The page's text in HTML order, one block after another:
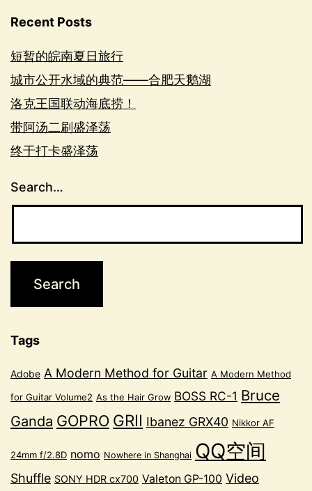
Recent Posts
短暂的皖南夏日旅行
城市公开水域的典范——合肥天鹅湖
洛克王国联动海底捞！
带阿汤二刷盛泽荡
终于打卡盛泽荡
Search…
Tags
Adobe A Modern Method for Guitar A Modern Method
for Guitar Volume2 As the Hair Grow BOSS RC-1 Bruce
Ganda GOPRO GRII Ibanez GRX40 Nikkor AF
24mm f/2.8D nomo Nowhere in Shanghai QQ空间
Shuffle SONY HDR cx700 Valeton GP-100 Video